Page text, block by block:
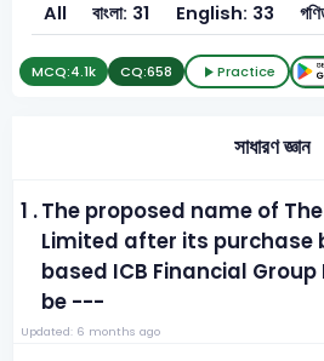
All বাংলা: 31 English: 33
MCQ:4.1k CQ:658 Practice
সাধারণ জ্ঞান
1 .The proposed name of
Limited after its purchase
based ICB Financial Group
be ---
Updated: 6 months ago